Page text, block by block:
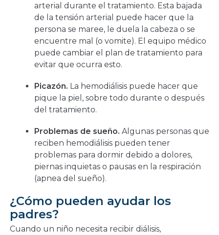
arterial durante el tratamiento. Esta bajada
de la tensión arterial puede hacer que la
persona se maree, le duela la cabeza o se
encuentre mal (o vomite). El equipo médico
puede cambiar el plan de tratamiento para
evitar que ocurra esto.
Picazón. La hemodiálisis puede hacer que
pique la piel, sobre todo durante o después
del tratamiento.
Problemas de sueño. Algunas personas que
reciben hemodiálisis pueden tener
problemas para dormir debido a dolores,
piernas inquietas o pausas en la respiración
(apnea del sueño).
¿Cómo pueden ayudar los
padres?
Cuando un niño necesita recibir diálisis,